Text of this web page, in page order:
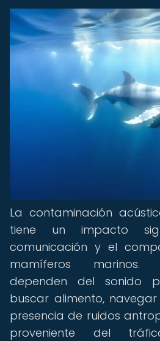
La contaminación
tiene un impacto
comunicación y el
mamíferos marinos.
dependen del sonido
buscar alimento,
presencia de ruidos
proveniente del